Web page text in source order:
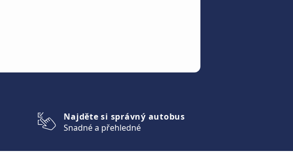
Najděte si správný autobus
Snadné a přehledné